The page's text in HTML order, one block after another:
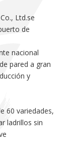
Ltd.se
de
nacional
pared a gran
y
60 variedades,
ladrillos sin